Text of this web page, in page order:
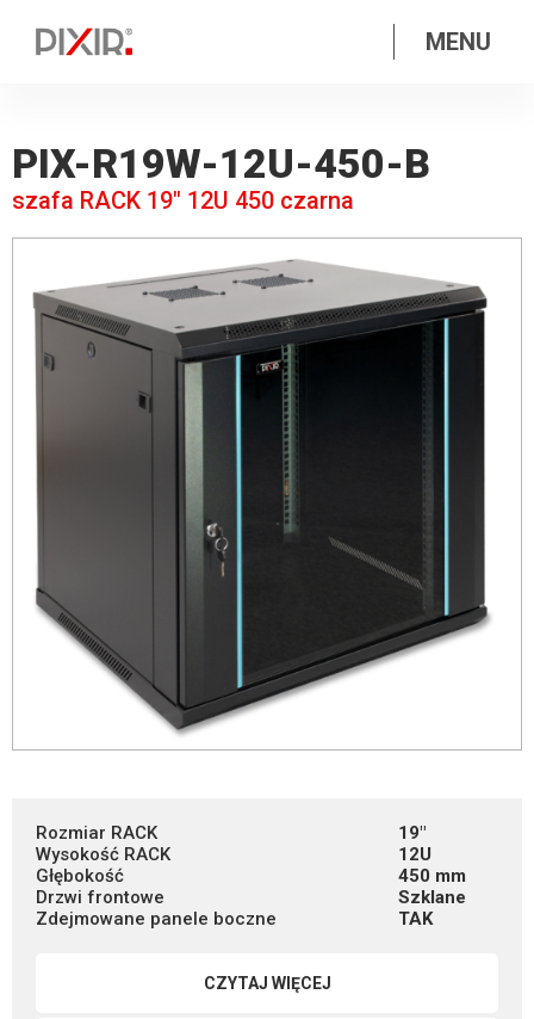
MENU
PIX-R19W-12U-450-B
szafa RACK 19″ 12U 450 czarna
Rozmiar RACK
19"
Wysokość RACK
12U
Głębokość
450 mm
Drzwi frontowe
Szklane
Zdejmowane panele boczne
TAK
CZYTAJ WIĘCEJ